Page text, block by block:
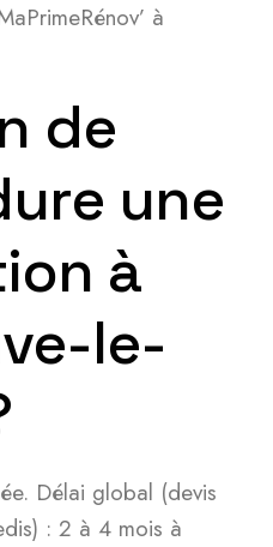
à
de
une
à
le-
Délai global (devis
: 2 à 4 mois à